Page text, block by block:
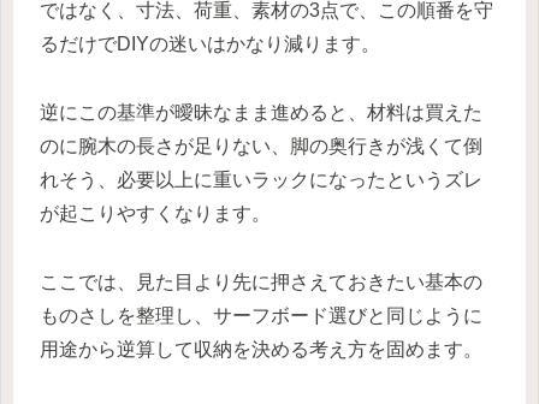
ではなく、寸法、荷重、素材の3点で、この順番を守
るだけでDIYの迷いはかなり減ります。
逆にこの基準が曖昧なまま進めると、材料は買えた
のに腕木の長さが足りない、脚の奥行きが浅くて倒
れそう、必要以上に重いラックになったというズレ
が起こりやすくなります。
ここでは、見た目より先に押さえておきたい基本の
ものさしを整理し、サーフボード選びと同じように
用途から逆算して収納を決める考え方を固めます。